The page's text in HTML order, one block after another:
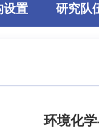
设置 研究队
环境化